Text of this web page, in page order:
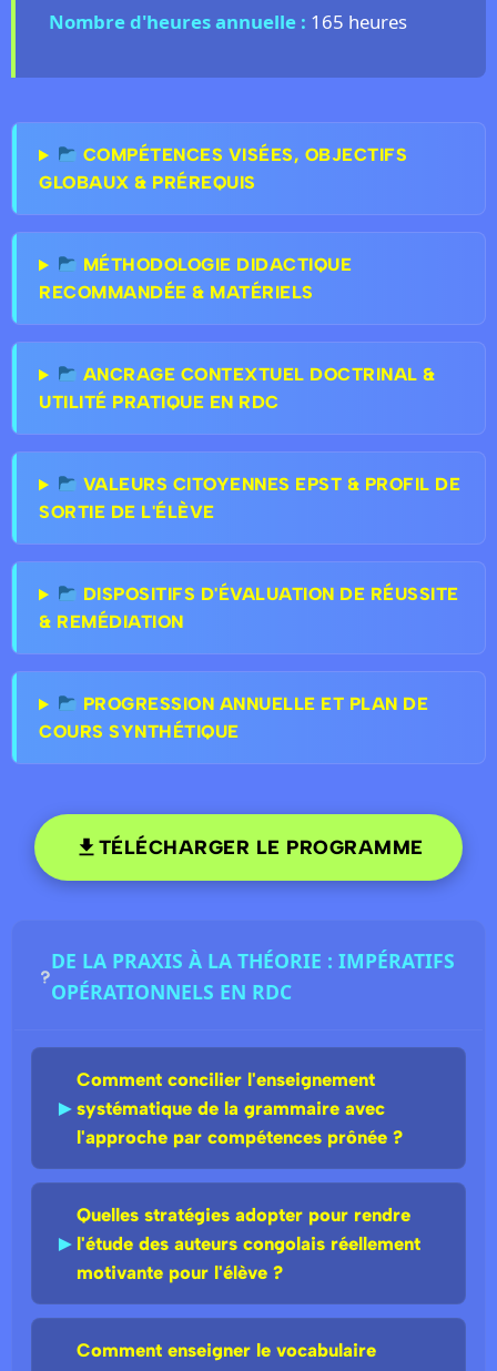
Nombre d'heures annuelle : 165 heures
COMPÉTENCES VISÉES, OBJECTIFS
GLOBAUX & PRÉREQUIS
MÉTHODOLOGIE DIDACTIQUE
RECOMMANDÉE & MATÉRIELS
ANCRAGE CONTEXTUEL DOCTRINAL &
UTILITÉ PRATIQUE EN RDC
VALEURS CITOYENNES EPST & PROFIL DE
SORTIE DE L'ÉLÈVE
DISPOSITIFS D'ÉVALUATION DE RÉUSSITE
& REMÉDIATION
PROGRESSION ANNUELLE ET PLAN DE
COURS SYNTHÉTIQUE
TÉLÉCHARGER LE PROGRAMME
DE LA PRAXIS À LA THÉORIE : IMPÉRATIFS
OPÉRATIONNELS EN RDC
►
Comment concilier l'enseignement
systématique de la grammaire avec
l'approche par compétences prônée ?
►
Quelles stratégies adopter pour rendre
l'étude des auteurs congolais réellement
motivante pour l'élève ?
Comment enseigner le vocabulaire